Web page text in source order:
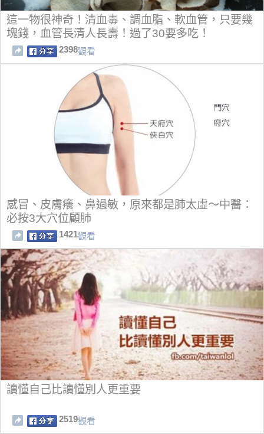
這一物很神奇！清血毒、調血脂、軟血管，只要幾
塊錢，血管長清人長壽！過了30要多吃！
2398觀看
感冒、皮膚癢、鼻過敏，原來都是肺太虛〜中醫：
必按3大穴位顧肺
1421觀看
讀懂自己比讀懂別人更重要
2519觀看